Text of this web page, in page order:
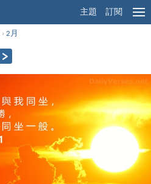
主題 訂閱
›2月